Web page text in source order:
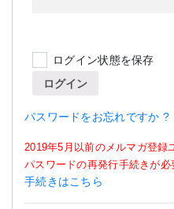
ログイン状態を保存
ログイン
パスワードをお忘れですか ?
2019年5月以前のメルマガ登録
パスワードの再発行手続きが必
手続きはこちら